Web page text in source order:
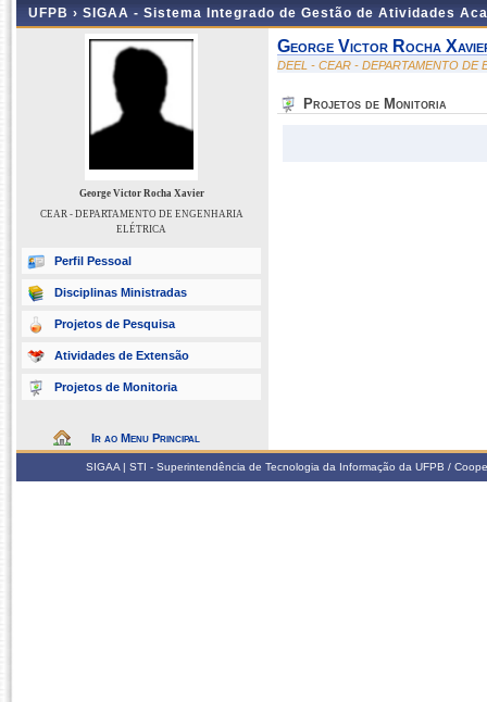
UFPB › SIGAA - Sistema Integrado de Gestão de Atividades
George Victor Rocha Xavier
CEAR - DEPARTAMENTO DE ENGENHARIA
ELÉTRICA
Perfil Pessoal
Disciplinas Ministradas
Projetos de Pesquisa
Atividades de Extensão
Projetos de Monitoria
Ir ao Menu Principal
George Victor Rocha
DEEL - CEAR - DEPARTAMENTO DE
Projetos de Monitoria
SIGAA | STI - Superintendência de Tecnologia da Informação da UFPB /